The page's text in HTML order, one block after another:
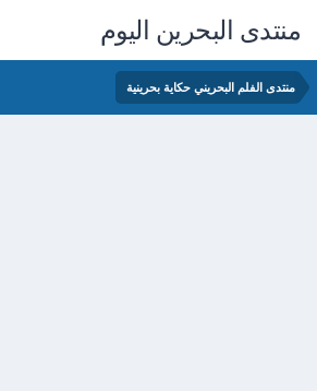
منتدى البحرين اليوم
منتدى الفلم البحريني حكاية بحرينية